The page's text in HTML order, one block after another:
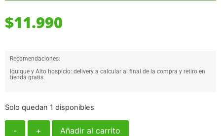
$11.990
Recomendaciones:
Iquique y Alto hospicio: delivery a calcular al final de la compra y retiro en
tienda gratis.
Solo quedan 1 disponibles
- + Añadir al carrito